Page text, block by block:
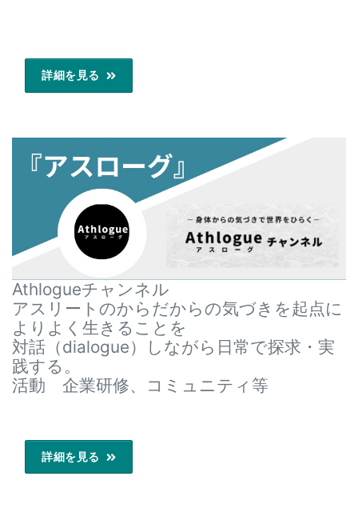
詳細を見る
Athlogueチャンネル
アスリートのからだからの気づきを起点に
よりよく生きることを
対話（dialogue）しながら日常で探求・実
践する。
活動 企業研修、コミュニティ等
詳細を見る